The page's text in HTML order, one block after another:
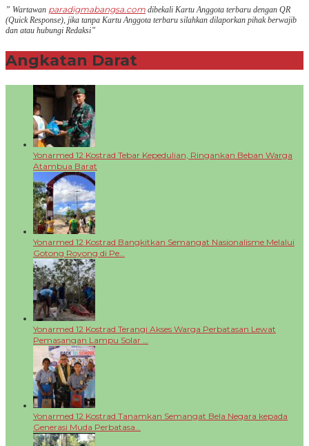
” Wartawan paradigmabangsa.com dibekali Kartu Anggota terbaru dengan QR
(Quick Response), jika tanpa Kartu Anggota terbaru silahkan dilaporkan pihak berwajib
dan atau hubungi Redaksi”
Angkatan Darat
Yonarmed 12 Kostrad Tebar Kepedulian, Ringankan Beban Warga
Atambua Barat
Yonarmed 12 Kostrad Bangkitkan Semangat Nasionalisme Melalui
Gotong Royong di Pe…
Yonarmed 12 Kostrad Terangi Akses Warga Perbatasan Lewat
Pemasangan Lampu Solar …
Yonarmed 12 Kostrad Tanamkan Semangat Bela Negara kepada
Generasi Muda Perbatasa…